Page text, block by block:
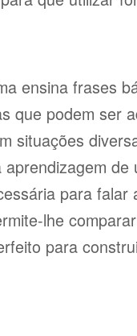
ensina frases
que podem ser
situações
para
lhe
para